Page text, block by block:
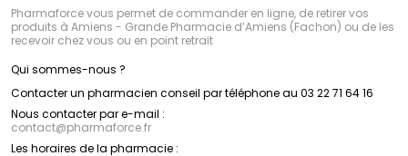
Pharmaforce vous permet de commander en ligne, de retirer vos
produits à Amiens - Grande Pharmacie d’Amiens (Fachon) ou de les
recevoir chez vous ou en point retrait
Qui sommes-nous ?
Contacter un pharmacien conseil par téléphone au 03 22 71 64 16
Nous contacter par e-mail :
contact@pharmaforce.fr
Les horaires de la pharmacie :